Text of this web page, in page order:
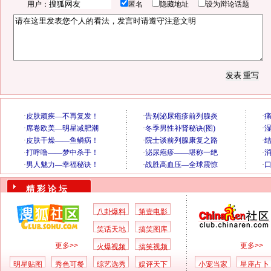
用户： 匿名 隐藏地址 设为辩论话题
精 彩 论 坛
更多>>
八卦爆料 第壹电影
笑话天地 搞笑图库
火爆视频 搞笑视频
明星贴图 秀色可餐 综艺选秀 娱评天下
更多>>
小宠当家 星座占卜